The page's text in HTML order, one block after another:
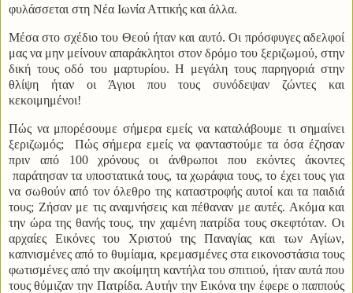
φυλάσσεται στη Νέα Ιωνία Αττικής και άλλα.
Μέσα στο σχέδιο του Θεού ήταν και αυτό. Οι πρόσφυγες αδελφοί
μας να μην μείνουν απαράκλητοι στον δρόμο του ξεριζωμού, στην
δική τους οδό του μαρτυρίου. Η μεγάλη τους παρηγοριά στην
θλίψη ήταν οι Άγιοι που τους συνόδεψαν ζώντες και
κεκοιμημένοι!
Πώς να μπορέσουμε σήμερα εμείς να καταλάβουμε τι σημαίνει
ξεριζωμός;
Πώς σήμερα εμείς να φανταστούμε τα όσα έζησαν
πριν από 100 χρόνους οι άνθρωποι που εκόντες άκοντες
παράτησαν τα υποστατικά τους, τα χωράφια τους, το έχει τους για
να σωθούν από τον όλεθρο της καταστροφής αυτοί και τα παιδιά
τους; Ζήσαν με τις αναμνήσεις και πέθαναν με αυτές. Ακόμα και
την ώρα της θανής τους, την χαμένη πατρίδα τους σκεφτόταν. Οι
αρχαίες Εικόνες του Χριστού της Παναγίας και των Αγίων,
καπνισμένες από το θυμίαμα, κρεμασμένες στα εικονοστάσια τους
φωτισμένες από την ακοίμητη καντήλα του σπιτιού, ήταν αυτά που
τους θύμιζαν την Πατρίδα. Αυτήν την Εικόνα την έφερε ο παππούς